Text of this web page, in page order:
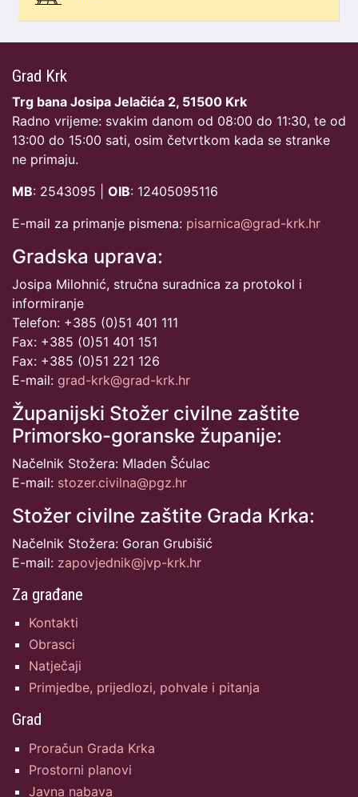
Grad Krk
Trg bana Josipa Jelačića 2, 51500 Krk
Radno vrijeme: svakim danom od 08:00 do 11:30, te od
13:00 do 15:00 sati, osim četvrtkom kada se stranke
ne primaju.
MB: 2543095 | OIB: 12405095116
E-mail za primanje pismena: pisarnica@grad-krk.hr
Gradska uprava:
Josipa Milohnić, stručna suradnica za protokol i
informiranje
Telefon: +385 (0)51 401 111
Fax: +385 (0)51 401 151
Fax: +385 (0)51 221 126
E-mail: grad-krk@grad-krk.hr
Županijski Stožer civilne zaštite
Primorsko-goranske županije:
Načelnik Stožera: Mladen Šćulac
E-mail: stozer.civilna@pgz.hr
Stožer civilne zaštite Grada Krka:
Načelnik Stožera: Goran Grubišić
E-mail: zapovjednik@jvp-krk.hr
Za građane
Kontakti
Obrasci
Natječaji
Primjedbe, prijedlozi, pohvale i pitanja
Grad
Proračun Grada Krka
Prostorni planovi
Javna nabava